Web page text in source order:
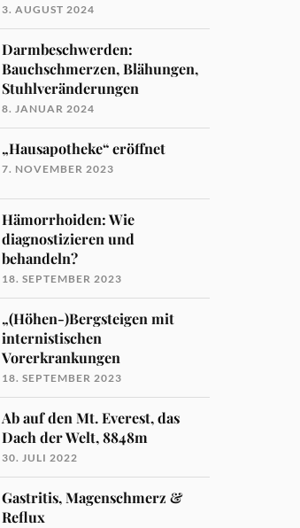
3. AUGUST 2024
Darmbeschwerden:
Bauchschmerzen, Blähungen,
Stuhlveränderungen
8. JANUAR 2024
„Hausapotheke“ eröffnet
7. NOVEMBER 2023
Hämorrhoiden: Wie
diagnostizieren und
behandeln?
18. SEPTEMBER 2023
„(Höhen-)Bergsteigen mit
internistischen
Vorerkrankungen
18. SEPTEMBER 2023
Ab auf den Mt. Everest, das
Dach der Welt, 8848m
30. JULI 2022
Gastritis, Magenschmerz &
Reflux